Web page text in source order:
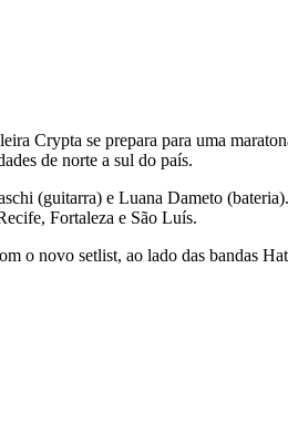
Crypta se prepara para uma
de norte a sul do país.
(guitarra) e Luana Dameto
Fortaleza e São Luís.
o novo setlist, ao lado das bandas